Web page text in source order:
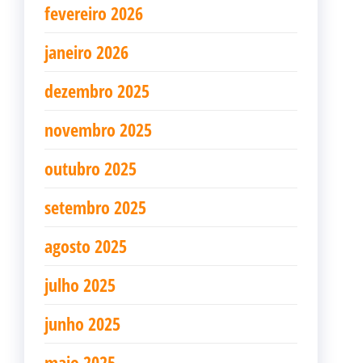
fevereiro 2026
janeiro 2026
dezembro 2025
novembro 2025
outubro 2025
setembro 2025
agosto 2025
julho 2025
junho 2025